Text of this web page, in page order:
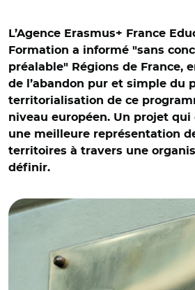
L’Agence Erasmus+ France
Formation a informé "sans
préalable" Régions de France,
de l’abandon pur et simple du
territorialisation de ce
niveau européen. Un projet
une meilleure représentation
territoires à travers une
définir.